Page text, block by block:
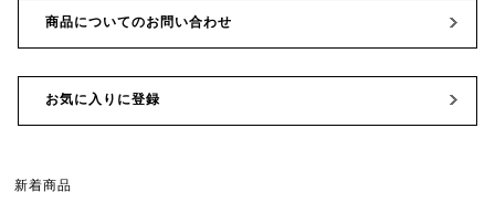
商品についてのお問い合わせ
お気に入りに登録
新着商品